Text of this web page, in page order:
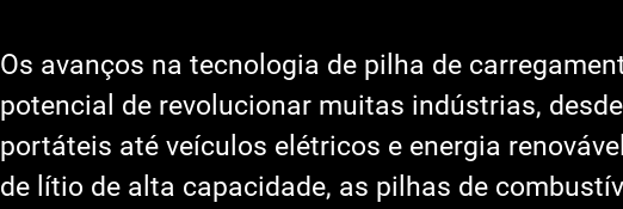
Os avanços na tecnologia de pilha de
potencial de revolucionar muitas indústrias,
portáteis até veículos elétricos e energia
de lítio de alta capacidade, as pilhas de